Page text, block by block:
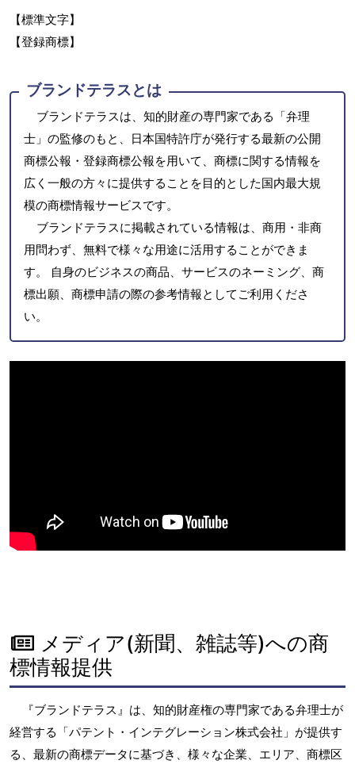
【標準文字】
【登録商標】
ブランドテラスとは
ブランドテラスは、知的財産の専門家である「弁理
士」の監修のもと、日本国特許庁が発行する最新の公開
商標公報・登録商標公報を用いて、商標に関する情報を
広く一般の方々に提供することを目的とした国内最大規
模の商標情報サービスです。
ブランドテラスに掲載されている情報は、商用・非商
用問わず、無料で様々な用途に活用することができま
す。 自身のビジネスの商品、サービスのネーミング、商
標出願、商標申請の際の参考情報としてご利用くださ
い。
メディア(新聞、雑誌等)への商
標情報提供
『ブランドテラス』は、知的財産権の専門家である弁理士が
経営する「パテント・インテグレーション株式会社」が提供す
る、最新の商標データに基づき、様々な企業、エリア、商標区